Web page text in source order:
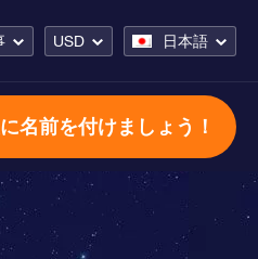
USD 日本語
名前を付けましょう！